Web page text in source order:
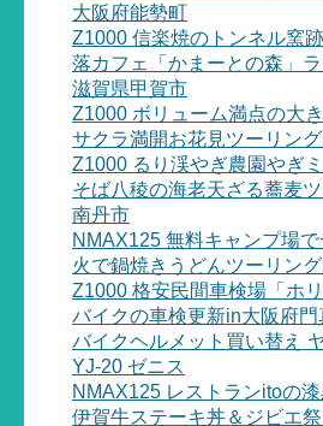
大阪府能勢町
Z1000 信楽焼のトンネル窯
落カフェ「かまーとの森」
滋賀県甲賀市
Z1000 ボリューム満点の大
サクラ満開お花見ツーリン
Z1000 るり渓やぎ農園やぎ
そば八稜の海老天ざる蕎麦
南丹市
NMAX125 無料キャンプ場
火で鍋焼きうどんツーリン
Z1000 格安民間車検場「ホ
バイクの車検更新in大阪府門
バイクヘルメット買い替え
YJ-20 ゼニス
NMAX125 レストランitoの
伊賀牛ステーキ丼＆ジビエ